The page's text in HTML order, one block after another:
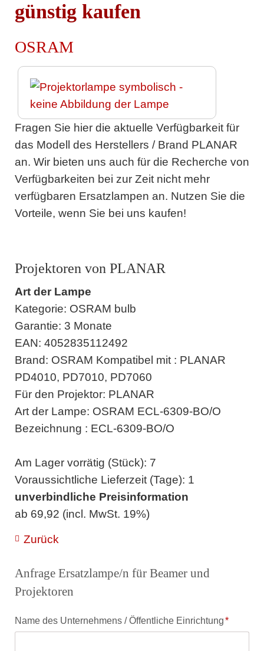
günstig kaufen
OSRAM
Fragen Sie hier die aktuelle Verfügbarkeit für
das Modell des Herstellers / Brand PLANAR
an. Wir bieten uns auch für die Recherche von
Verfügbarkeiten bei zur Zeit nicht mehr
verfügbaren Ersatzlampen an. Nutzen Sie die
Vorteile, wenn Sie bei uns kaufen!
Projektoren von PLANAR
Art der Lampe
Kategorie: OSRAM bulb
Garantie: 3 Monate
EAN: 4052835112492
Brand: OSRAM Kompatibel mit : PLANAR
PD4010, PD7010, PD7060
Für den Projektor: PLANAR
Art der Lampe: OSRAM ECL-6309-BO/O
Bezeichnung : ECL-6309-BO/O
Am Lager vorrätig (Stück): 7
Voraussichtliche Lieferzeit (Tage): 1
unverbindliche Preisinformation
ab 69,92 (incl. MwSt. 19%)
Zurück
Anfrage Ersatzlampe/n für Beamer und
Projektoren
Pflichtfeld
Name des Unternehmens / Öffentliche Einrichtung*